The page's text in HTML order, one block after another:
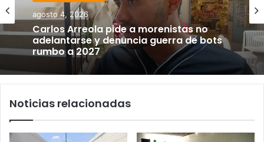
agosto 4, 2026
Carlos Arreola pide a morenistas no
adelantarse y denuncia guerra de bots
rumbo a 2027
Noticias relacionadas